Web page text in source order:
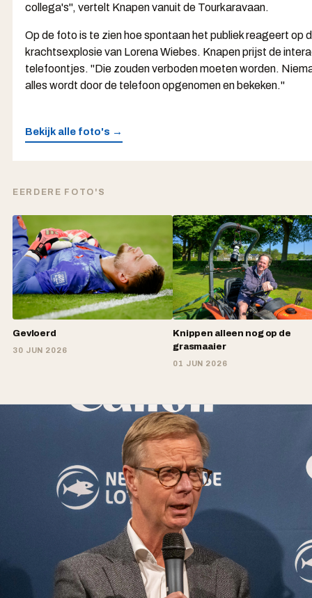
collega's", vertelt Knapen vanuit de Tourkaravaan.
Op de foto is te zien hoe spontaan het publiek reageert op
krachtsexplosie van Lorena Wiebes. Knapen prijst de
telefoontjes. "Die zouden verboden moeten worden.
alles wordt door de telefoon opgenomen en bekeken."
Bekijk alle foto's →
EERDERE FOTO'S
Gevloerd
30 JUN 2026
Knippen alleen nog op de
grasmaaier
01 JUN 2026